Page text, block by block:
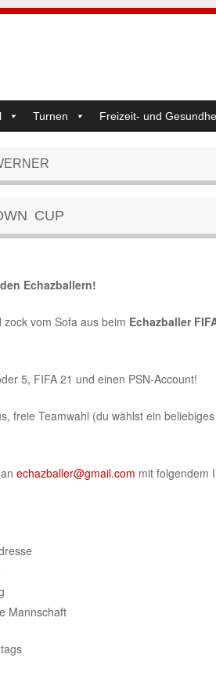
Turnen Freizeit- und
CUP
Echazballern!
vom Sofa aus beim Echazballer
5, FIFA 21 und einen PSN-Account!
(du wählst ein beliebiges
echazballer@gmail.com mit folgendem
Mannschaft